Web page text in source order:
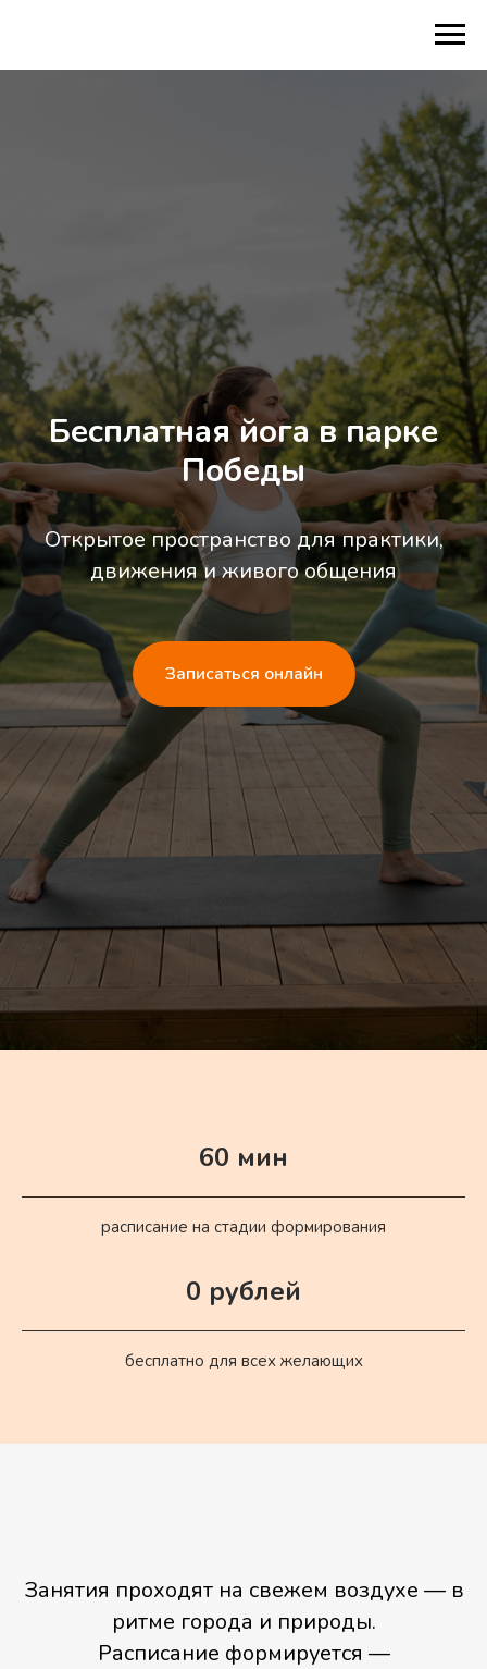
Бесплатная йога в парке
Победы
Открытое пространство для практики,
движения и живого общения
Записаться онлайн
60 мин
расписание на стадии формирования
0 рублей
бесплатно для всех желающих
Занятия проходят на свежем воздухе — в
ритме города и природы.
Расписание формируется —